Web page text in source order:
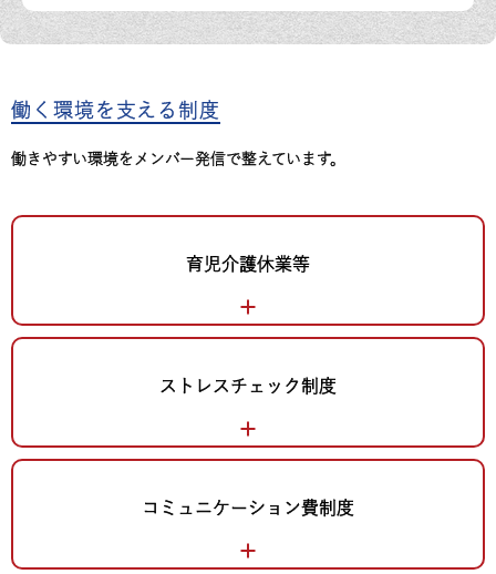
働く環境を支える制度
働きやすい環境をメンバー発信で整えています。
育児介護休業等
ストレスチェック制度
コミュニケーション費制度